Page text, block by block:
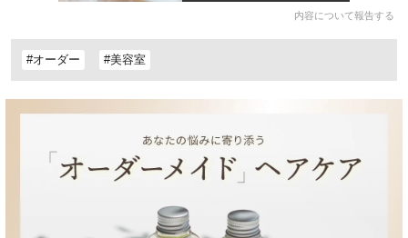
内容について報告する
#オーダー #美容室